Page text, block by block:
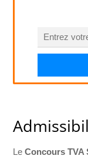
LeConcours TVA